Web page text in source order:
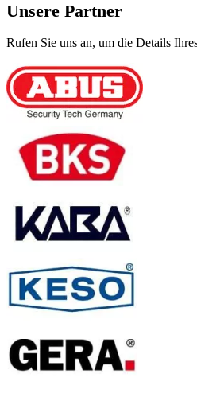
Unsere Partner
Rufen Sie uns an, um die Details